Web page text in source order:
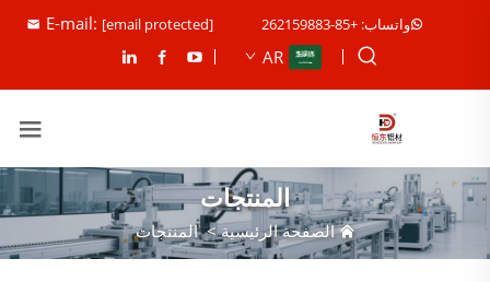
واتساب: +85-262159883 E-mail: [email protected]
AR
المنتجات
الصفحة الرئيسية>المنتجات